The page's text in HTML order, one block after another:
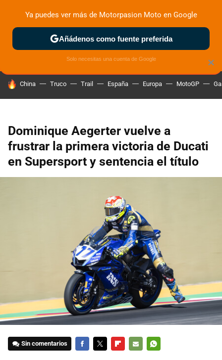
ZONA DE PRUEBAS DEPORTIVAS MOTOS ELÉCTRICAS
HOY SE HABLA DE
China Truco Trail España Europa MotoGP
Dominique Aegerter vuelve a
frustrar la primera victoria de Ducati
en Supersport y sentencia el título
Sin comentarios
×
Ya puedes ver más de Motorpasion Moto en Google
Añádenos como fuente preferida
Solo necesitas una cuenta de Google